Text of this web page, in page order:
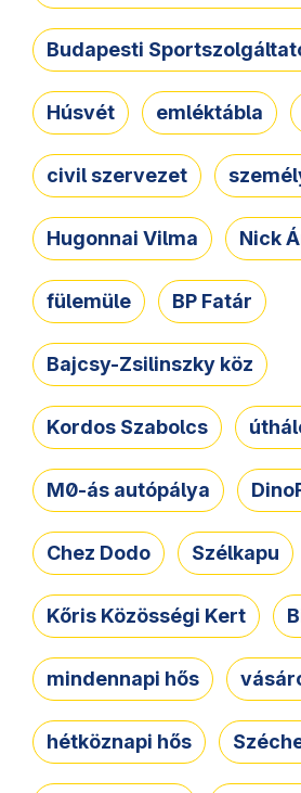
Budapesti
Húsvét emléktábla
civil szervezet
Hugonnai Vilma Nick
fülemüle BP Fatár
Bajcsy-Zsilinszky köz
Kordos Szabolcs
M0-ás autópálya
Chez Dodo Szélkapu
Kőris Közösségi Kert
mindennapi hős
hétköznapi hős